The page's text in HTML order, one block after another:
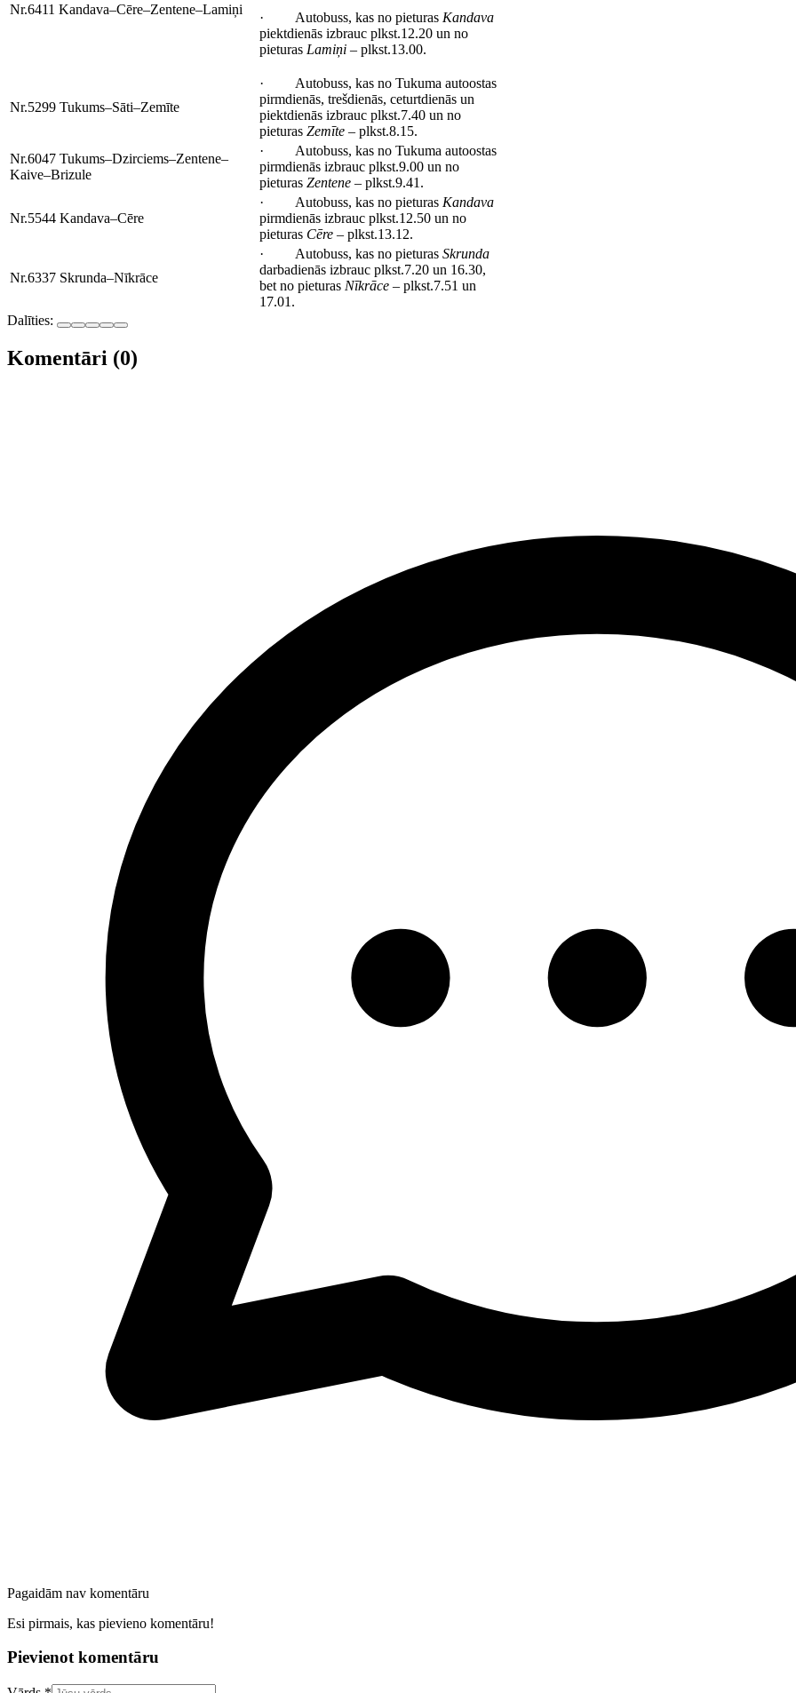
Nr.6411 Kandava–Cēre–Zentene–Lamiņi
· Autobuss, kas no pieturas Kandava
piektdienās izbrauc plkst.12.20 un no
pieturas Lamiņi – plkst.13.00.
Nr.5299 Tukums–Sāti–Zemīte
· Autobuss, kas no Tukuma autoostas
pirmdienās, trešdienās, ceturtdienās un
piektdienās izbrauc plkst.7.40 un no
pieturas Zemīte – plkst.8.15.
Nr.6047 Tukums–Dzirciems–Zentene–
Kaive–Brizule
· Autobuss, kas no Tukuma autoostas
pirmdienās izbrauc plkst.9.00 un no
pieturas Zentene – plkst.9.41.
Nr.5544 Kandava–Cēre
· Autobuss, kas no pieturas Kandava
pirmdienās izbrauc plkst.12.50 un no
pieturas Cēre – plkst.13.12.
Nr.6337 Skrunda–Nīkrāce
· Autobuss, kas no pieturas Skrunda
darbadienās izbrauc plkst.7.20 un 16.30,
bet no pieturas Nīkrāce – plkst.7.51 un
17.01.
Dalīties:
Komentāri (0)
Pagaidām nav komentāru
Esi pirmais, kas pievieno komentāru!
Pievienot komentāru